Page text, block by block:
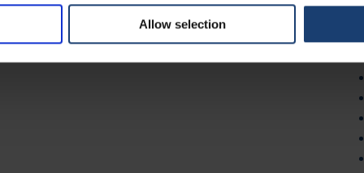
Allow selection